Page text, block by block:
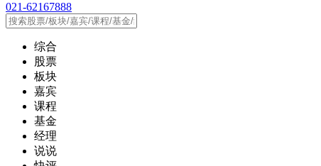
021-62167888
综合
股票
板块
嘉宾
课程
基金
经理
说说